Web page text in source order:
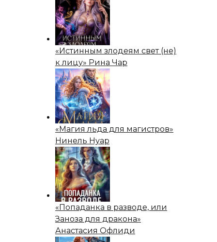
«Истинным злодеям свет (не)
к лицу» Рина Чар
«Магия льда для магистров»
Нинель Нуар
«Попаданка в разводе, или
Заноза для дракона»
Анастасия Офлиди